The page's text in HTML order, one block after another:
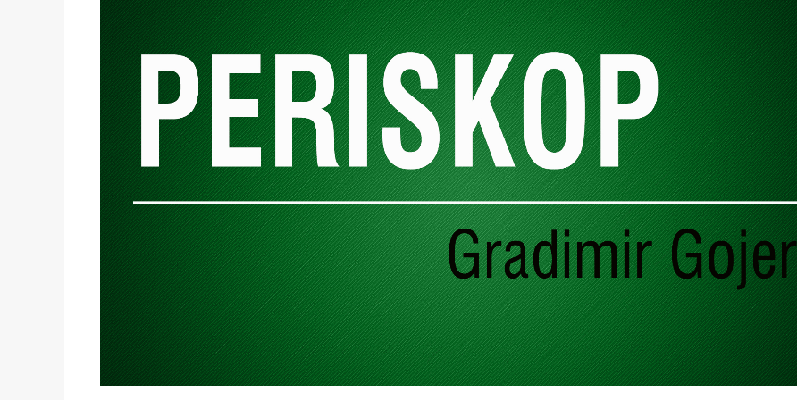
Bogiću Bogičeviću svojevremeno sam posvetio svoju režiju predstavePosljednji iz kaste
strastikoja je na zeničkoj pozornici progovarala o velikoj Dolores Ibaruri La Pasionariji. Jer
ta LJUDINA zaslužuje mnogo više.,,
Živimo u svijetu varalica. Ali ponoviću: Bogijevu moralnu okomicu ne mogu polomiti
pigmeji, promašeni ljudi !
Naš Bogi, kako ga njemu bliski ljudi i većina Sarajlija od milja zovu ostao je politička
okomica, grandiozna poema moralnosti medju kalkulantima i potkupljenim jadnicima koji
nisu niti će ikada imati politički stav.
Gradimir GOJER
Komentari